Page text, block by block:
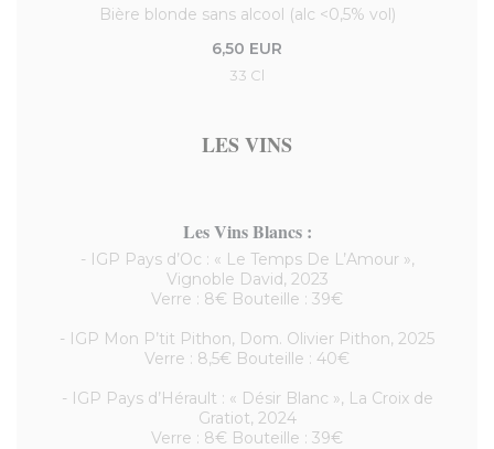
Bière blonde sans alcool (alc <0,5% vol)
6,50 EUR
33 Cl
LES VINS
Les Vins Blancs :
- IGP Pays d’Oc : « Le Temps De L’Amour »,
Vignoble David, 2023
Verre : 8€ Bouteille : 39€
- IGP Mon P’tit Pithon, Dom. Olivier Pithon, 2025
Verre : 8,5€ Bouteille : 40€
- IGP Pays d’Hérault : « Désir Blanc », La Croix de
Gratiot, 2024
Verre : 8€ Bouteille : 39€